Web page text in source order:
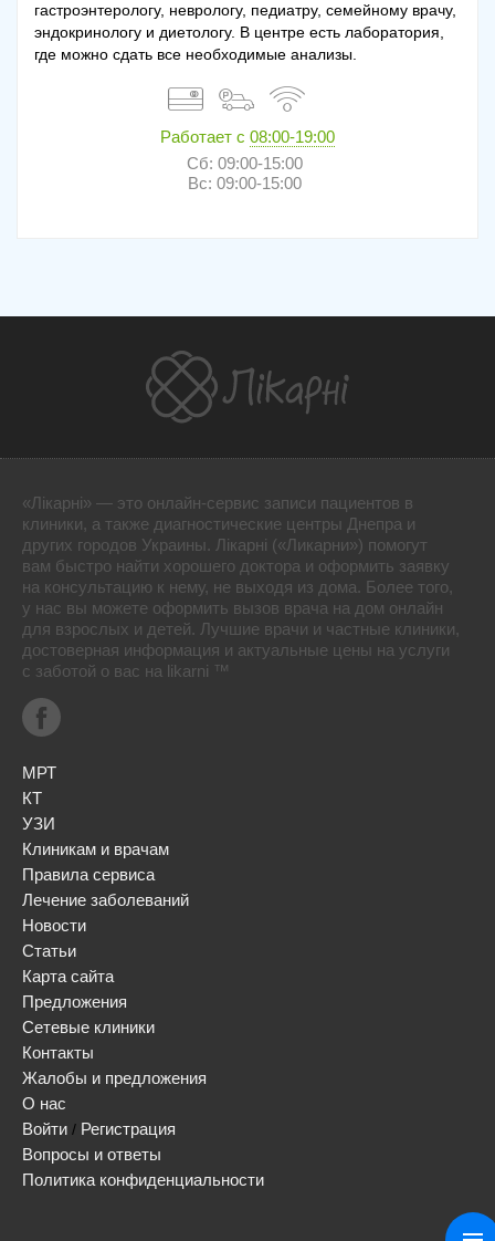
гастроэнтерологу, неврологу, педиатру, семейному врачу,
эндокринологу и диетологу. В центре есть лаборатория,
где можно сдать все необходимые анализы.
Работает с 08:00-19:00
Сб: 09:00-15:00
Вс: 09:00-15:00
«Лікарні» — это онлайн-сервис записи пациентов в
клиники, а также диагностические центры Днепра и
других городов Украины. Лікарні («Ликарни») помогут
вам быстро найти хорошего доктора и оформить заявку
на консультацию к нему, не выходя из дома. Более того,
у нас вы можете оформить вызов врача на дом онлайн
для взрослых и детей. Лучшие врачи и частные клиники,
достоверная информация и актуальные цены на услуги
с заботой о вас на likarni ™
МРТ
КТ
УЗИ
Клиникам и врачам
Правила сервиса
Лечение заболеваний
Новости
Статьи
Карта сайта
Предложения
Сетевые клиники
Контакты
Жалобы и предложения
О нас
Войти / Регистрация
Вопросы и ответы
Политика конфиденциальности